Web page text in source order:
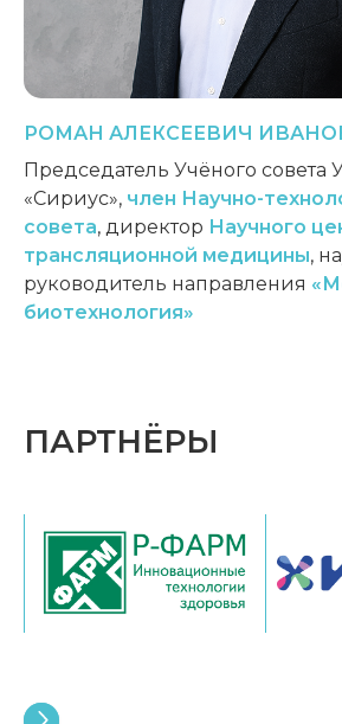
РОМАН АЛЕКСЕЕВИЧ
Председатель Учёного совета
«Сириус», член Научно-
совета, директор Научного
трансляционной медицины,
руководитель направления
биотехнология»
ПАРТНЁРЫ